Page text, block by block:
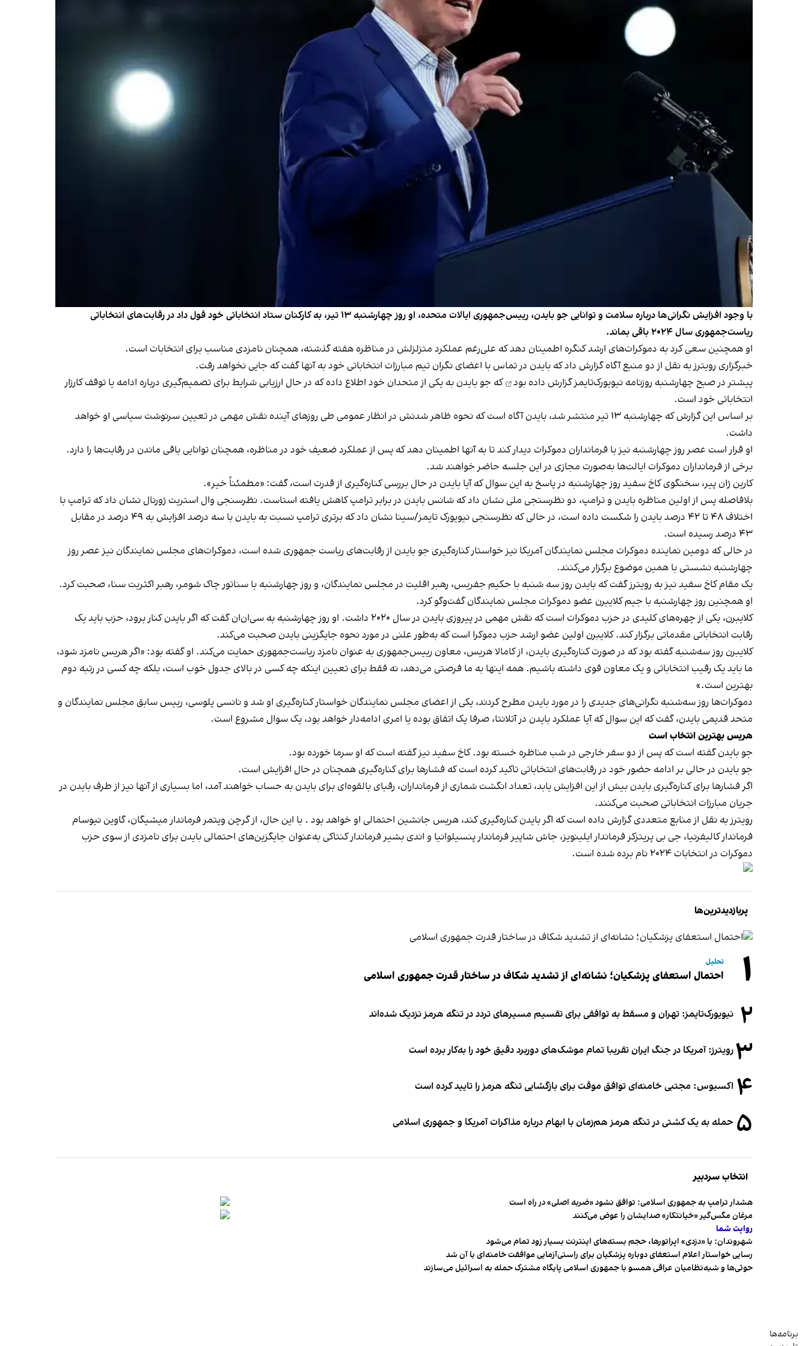
با وجود افزایش نگرانی‌ها درباره سلامت و توانایی جو بایدن، رییس‌جمهوری ایالات متحده، او روز چهارشنبه ۱۳ تیر، به کارکنان ستاد انتخاباتی خود قول داد در رقابت‌های انتخاباتی
ریاست‌جمهوری سال ۲۰۲۴ باقی بماند.
او همچنین سعی کرد به دموکرات‌های ارشد کنگره اطمینان دهد که علی‌رغم عملکرد متزلزلش در مناظره هفته گذشته، همچنان نامزدی مناسب برای انتخابات است.
خبرگزاری رویترز به نقل از دو منبع آگاه گزارش داد که بایدن در تماس با اعضای نگران تیم مبارزات انتخاباتی خود به آنها گفت که جایی نخواهد رفت.
پیشتر در صبح چهارشنبه روزنامه نیویورک‌تایمزگزارش داده بود
که جو بایدن به یکی از متحدان خود اطلاع داده که در حال ارزیابی شرایط برای تصمیم‌گیری درباره ادامه یا توقف کارزار
انتخاباتی خود است.
بر اساس این گزارش که چهارشنبه ۱۳ تیر منتشر شد، بایدن آگاه است که نحوه ظاهر شدنش در انظار عمومی طی روزهای آینده نقش مهمی در تعیین سرنوشت سیاسی او خواهد
داشت.
او قرار است عصر روز چهارشنبه نیز با فرمانداران دموکرات دیدار کند تا به آنها اطمینان دهد که پس از عملکرد ضعیف خود در مناظره، همچنان توانایی باقی ماندن در رقابت‌ها را دارد.
برخی از فرمانداران دموکرات ایالت‌ها به‌صورت مجازی در این جلسه حاضر خواهند شد.
کارین ژان پیر، سخنگوی کاخ سفید روز چهارشنبه در پاسخ به این سوال که آیا بایدن در حال بررسی کناره‌گیری از قدرت است، گفت: «مطمئناً خیر».
بلافاصله پس از اولین مناظره بایدن و ترامپ، دو نظرسنجی ملی نشان داد که شانس بایدن در برابر ترامپ کاهش یافته استاست. نظرسنجی وال استریت ژورنال نشان داد که ترامپ با
اختلاف ۴۸ تا ۴۲ درصد بایدن را شکست داده است، در حالی که نظرسنجی نیویورک تایمز/سینا نشان داد که برتری ترامپ نسبت به بایدن با سه درصد افزایش به ۴۹ درصد در مقابل
۴۳ درصد رسیده است.
در حالی که دومین نماینده دموکرات مجلس نمایندگان آمریکا نیز خواستار کناره‌گیری جو بایدن از رقابت‌های ریاست جمهوری شده است، دموکرات‌های مجلس نمایندگان نیز عصر روز
چهارشنبه نشستی با همین موضوع برگزار می‌کنند.
یک مقام کاخ سفید نیز به رویترز گفت که بایدن روز سه شنبه با حکیم جفریس، رهبر اقلیت در مجلس نمایندگان، و روز چهارشنبه با سناتور چاک شومر، رهبر اکثریت سنا، صحبت کرد.
او همچنین روز چهارشنبه با جیم کلایبرن عضو دموکرات مجلس نمایندگان گفت‌وگو کرد.
کلایبرن، یکی از چهره‌های کلیدی در حزب دموکرات است که نقش مهمی در پیروزی بایدن در سال ۲۰۲۰ داشت. او روز چهارشنبه به سی‌ان‌ان گفت که اگر بایدن کنار برود، حزب باید یک
رقابت انتخاباتی مقدماتی برگزار کند. کلایبرن اولین عضو ارشد حزب دموکرا است که به‌طور علنی در مورد نحوه جایگزینی بایدن صحبت می‌کند.
کلایبرن روز سه‌شنبه گفته بود که در صورت کناره‌گیری بایدن، از کامالا هریس، معاون رییس‌جمهوری به عنوان نامزد ریاست‌جمهوری حمایت می‌کند. او گفته بود: «اگر هریس نامزد شود،
ما باید یک رقیب انتخاباتی و یک معاون قوی داشته باشیم. همه اینها به ما فرصتی می‌دهد، نه فقط برای تعیین اینکه چه کسی در بالای جدول خوب است، بلکه چه کسی در رتبه دوم
بهترین است.»
دموکرات‌ها روز سه‌شنبه نگرانی‌های جدیدی را در مورد بایدن مطرح کردند، یکی از اعضای مجلس نمایندگان خواستار کناره‌گیری او شد و نانسی پلوسی، رییس‌ سابق مجلس نمایندگان و
متحد قدیمی بایدن، گفت که این سوال که آیا عملکرد بایدن در آتلانتا، صرفا یک اتفاق بوده یا امری ادامه‌دار خواهد بود، یک سوال مشروع است.
هریس بهترین انتخاب است
جو بایدن گفته است که پس از دو سفر خارجی در شب مناظره خسته بود. کاخ سفید نیز گفته است که او سرما خورده بود.
جو بایدن در حالی بر ادامه حضور خود در رقابت‌های انتخاباتی تاکید کرده است که فشارها برای کناره‌گیری همچنان در حال افزایش است.
اگر فشارها برای کناره‌گیری بایدن بیش از این افزایش یابد، تعداد انگشت شماری از فرمانداران، رقبای بالقوه‌ای برای بایدن به حساب خواهند آمد، اما بسیاری از آنها نیز از طرف بایدن در
جریان مبارزات انتخاباتی صحبت می‌کنند.
رویترز به نقل از منابع متعددی گزارش داده است که اگر بایدن کناره‌گیری کند، هریس جانشین احتمالی او خواهد بود . با این حال، از گرچن ویتمر فرماندار میشیگان، گاوین نیوسام
فرماندار کالیفرنیا، جی بی پریتزکر فرماندار ایلینویز، جاش شاپیر فرماندار پنسیلوانیا و اندی بشیر فرماندار کنتاکی به‌عنوان جایگزین‌های احتمالی بایدن برای نامزدی از سوی حزب
دموکرات در انتخابات ۲۰۲۴ نام برده شده است.
پربازدیدترین‌ها
۱ تحلیل
احتمال استعفای پزشکیان؛ نشانه‌ای از تشدید شکاف در ساختار قدرت جمهوری اسلامی
۲ نیویورک‌تایمز: تهران و مسقط به توافقی برای تقسیم مسیرهای تردد در تنگه هرمز نزدیک شده‌اند
۳رویترز: آمریکا در جنگ ایران تقریبا تمام موشک‌های دوربرد دقیق خود را به‌کار برده است
۴ اکسیوس: مجتبی خامنه‌ای توافق موقت برای بازگشایی تنگه هرمز را تایید کرده است
۵ حمله به یک کشتی در تنگه هرمز هم‌زمان با ابهام درباره مذاکرات آمریکا و جمهوری اسلامی
انتخاب سردبیر
هشدار ترامپ به جمهوری اسلامی: توافق نشود «ضربه اصلی» در راه است
مرغان مگس‌گیر «خیانتکار» صدایشان را عوض می‌کنند
روایت شما
شهروندان:‌ با «دزدی» اپراتورها، حجم بسته‌های اینترنت بسیار زود تمام می‌شود
رسایی خواستار اعلام استعفای دوباره پزشکیان برای راستی‌آزمایی موافقت خامنه‌ای با آن شد
حوثی‌ها و شبه‌نظامیان عراقی همسو با جمهوری اسلامی پایگاه مشترک حمله به اسرائیل می‌سازند
برنامه‌ها